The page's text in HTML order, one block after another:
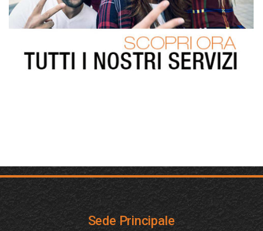
Sede Principale